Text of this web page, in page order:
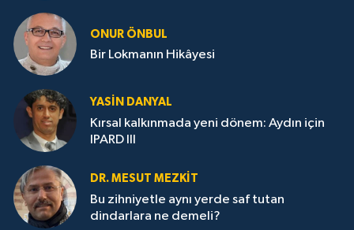
ONUR ÖNBUL
Bir Lokmanın Hikâyesi
YASIN DANYAL
Kırsal kalkınmada yeni dönem: Aydın için
IPARD III
DR. MESUT MEZKIT
Bu zihniyetle aynı yerde saf tutan
dindarlara ne demeli?